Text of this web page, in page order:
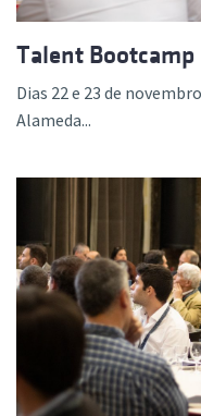
Talent Bootcamp
Dias 22 e 23 de
Alameda...